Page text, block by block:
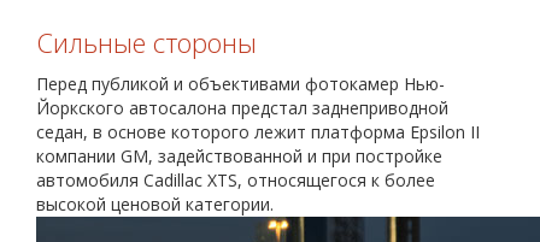
Сильные стороны
Перед публикой и объективами фотокамер Нью-
Йоркского автосалона предстал заднеприводной
седан, в основе которого лежит платформа Epsilon II
компании GM, задействованной и при постройке
автомобиля Cadillac XTS, относящегося к более
высокой ценовой категории.